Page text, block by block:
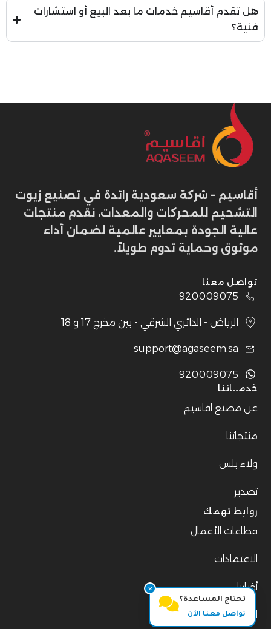
تحتاج المساعدة؟
تواصل معنا الآن
هل تقدم أقاسيم خدمات ما بعد البيع أو استشارات
فنية؟
أقاسيم – شركة سعودية رائدة في تصنيع زيوت
التشحيم للمحركات والمعدات، نقدم منتجات
عالية الجودة بمعايير عالمية لضمان أداء
موثوق وحماية تدوم طويلاً.
روابط تهمك
قطاعات الأعمال
الاعتمادات
أخبارنا
التصدير حول العالم
خدمــاتنا
️عن مصنع اقاسيم
️منتجاتنا
ولاء بلس
تصدير
تواصل معنا
920009075
الرياض - الدائري الشرقي - بين مخرج 17 و 18
support@agaseem.sa
920009075